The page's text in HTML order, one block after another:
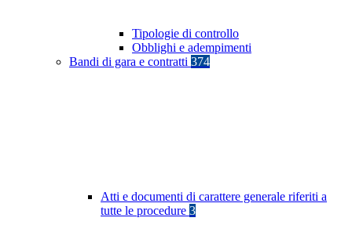
Tipologie di controllo
Obblighi e adempimenti
Bandi di gara e contratti 374
Atti e documenti di carattere generale riferiti a
tutte le procedure 3